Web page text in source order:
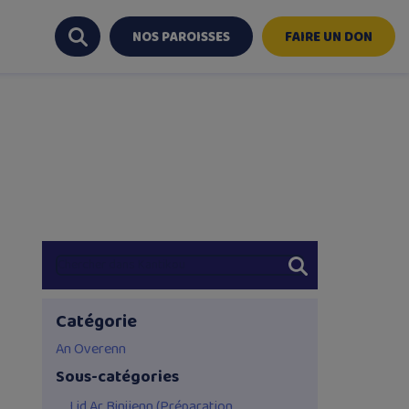
NOS PAROISSES FAIRE UN DON
Catégorie
An Overenn
Sous-catégories